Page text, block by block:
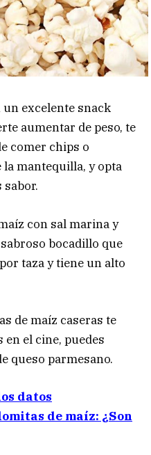
excelente snack
aumentar de peso, te
comer chips o
mantequilla, y opta
con sal marina y
bocadillo que
taza y tiene un alto
de maíz caseras te
en el cine, puedes
queso parmesano.
datos
de maíz: ¿Son